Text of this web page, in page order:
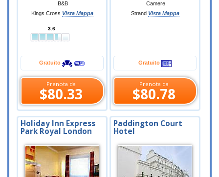
B&B
Kings Cross Vista Mappa
3.6
Gratuito
Prenota da
$80.33
Camere
Strand Vista Mappa
Gratuito
Prenota da
$80.78
Holiday Inn Express
Park Royal London
Paddington Court
Hotel